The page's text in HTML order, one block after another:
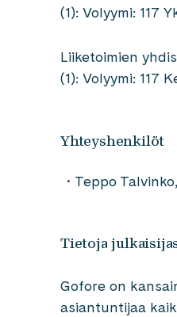
(1): Volyymi: 117
Liiketoimien
(1): Volyymi: 117
Yhteyshenkilöt
Teppo
Tietoja
Gofore on
asiantuntijaa